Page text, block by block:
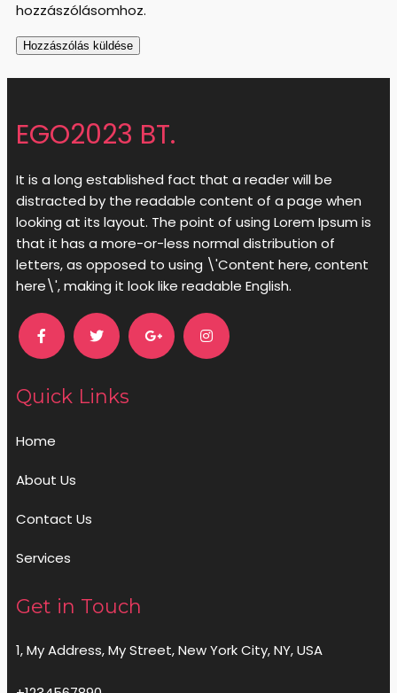
hozzászólásomhoz.
EGO2023 BT.
It is a long established fact that a reader will be
distracted by the readable content of a page when
looking at its layout. The point of using Lorem Ipsum is
that it has a more-or-less normal distribution of
letters, as opposed to using \'Content here, content
here\', making it look like readable English.
Quick Links
Home
About Us
Contact Us
Services
Get in Touch
1, My Address, My Street, New York City, NY, USA